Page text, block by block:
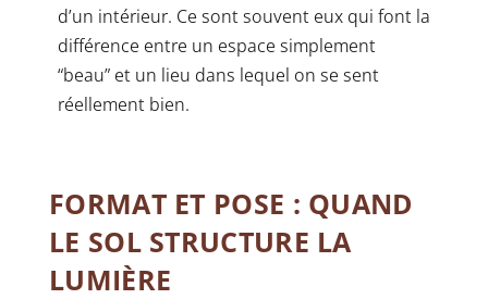
d’un intérieur. Ce sont souvent eux qui font la
différence entre un espace simplement
“beau” et un lieu dans lequel on se sent
réellement bien.
FORMAT ET POSE : QUAND
LE SOL STRUCTURE LA
LUMIÈRE